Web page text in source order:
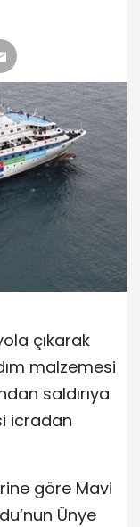
çıkarak
malzemesi
saldırıya
icradan
göre Mavi
Ünye